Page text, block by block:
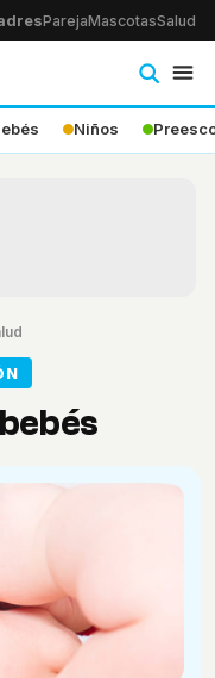
ParejaMascotasSalud
Niños